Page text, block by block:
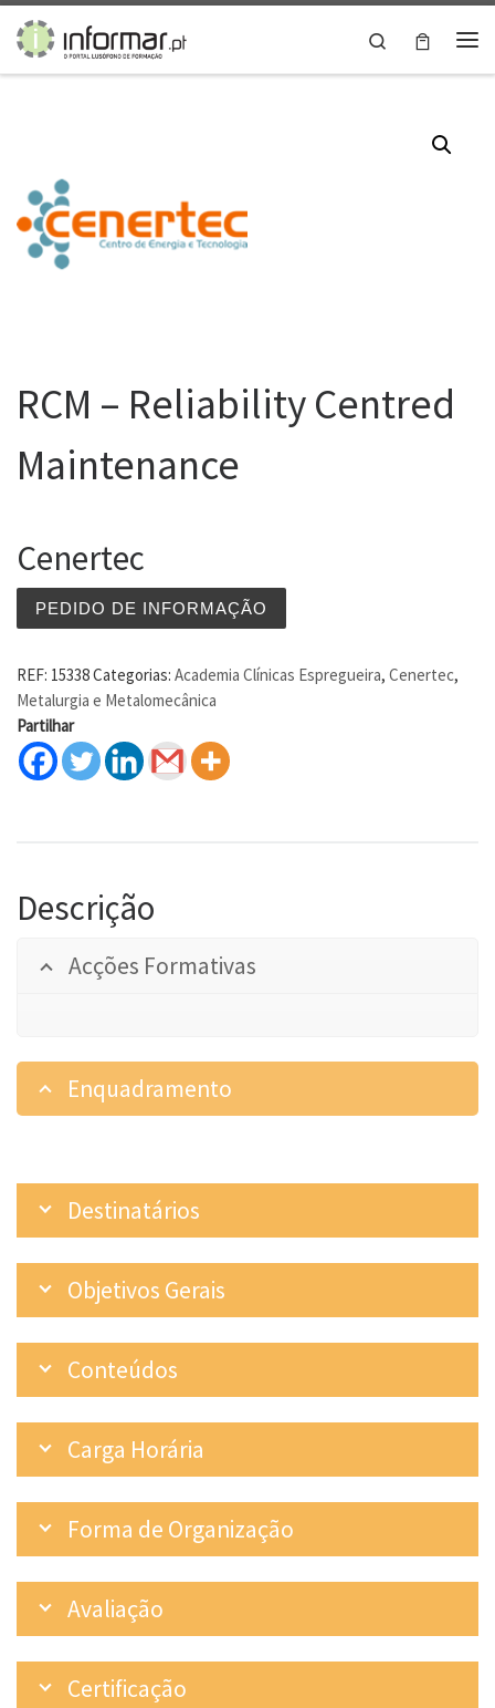
Skip to content
Search
RCM – Reliability Centred
Maintenance
Cenertec
PEDIDO DE INFORMAÇÃO
REF: 15338Categorias: Academia Clínicas Espregueira, Cenertec,
Metalurgia e Metalomecânica
Partilhar
Descrição
Acções Formativas
Enquadramento
Destinatários
Objetivos Gerais
Conteúdos
Carga Horária
Forma de Organização
Avaliação
Certificação